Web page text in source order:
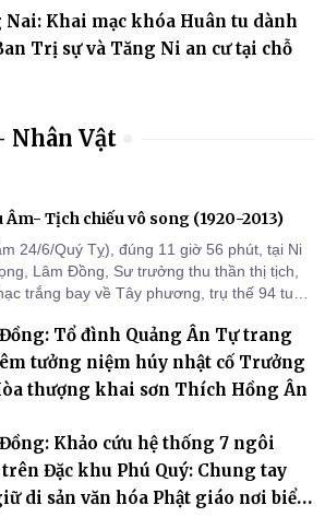
Nai: Khai mạc khóa Huân tu dành
Trị sự và Tăng Ni an cư tại chỗ
Nhân Vật
Âm- Tịch chiếu vô song (1920-2013)
24/6/Quý Tỵ), đúng 11 giờ 56 phút, tại Ni
Lâm Đồng, Sư trưởng thu thần thị tịch,
trắng bay về Tây phương, trụ thế 94 tuổi
Tổ đình Quảng Ân Tự trang
tưởng niệm húy nhật cố Trưởng
thượng khai sơn Thích Hồng Ân
Khảo cứu hệ thống 7 ngôi
Đặc khu Phú Quý: Chung tay
di sản văn hóa Phật giáo nơi biển